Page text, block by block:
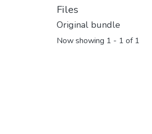
Files
Original bundle
Now showing 1 - 1 of 1